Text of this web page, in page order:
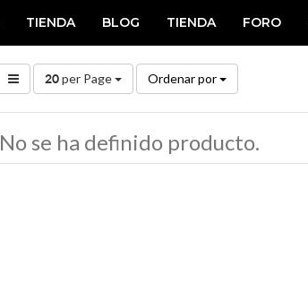
TIENDA BLOG TIENDA FORO
20per Page Ordenar por
No se ha definido producto.